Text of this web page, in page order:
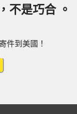
不是巧合 。
件到美國！